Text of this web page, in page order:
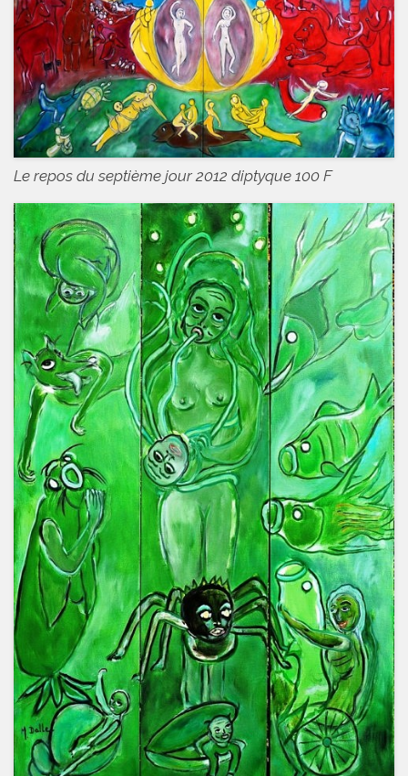
Le repos du septième jour 2012 diptyque 100 F